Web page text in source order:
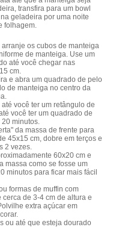
transfira para um bowl
geladeira por uma noite
folhagem.
os cubos de manteiga
de manteiga. Use um
até você chegar nas
cm.
e abra um quadrado de pelo
de manteiga no centro da
você ter um retângulo de
você ter um quadrado de
minutos.
da massa de frente para
45x15 cm, dobre em terços e
2 vezes.
60x20 cm e
massa como se fosse um
minutos para ficar mais fácil
formas de muffin com
de 3-4 cm de altura e
extra açúcar em
ou até que esteja dourado